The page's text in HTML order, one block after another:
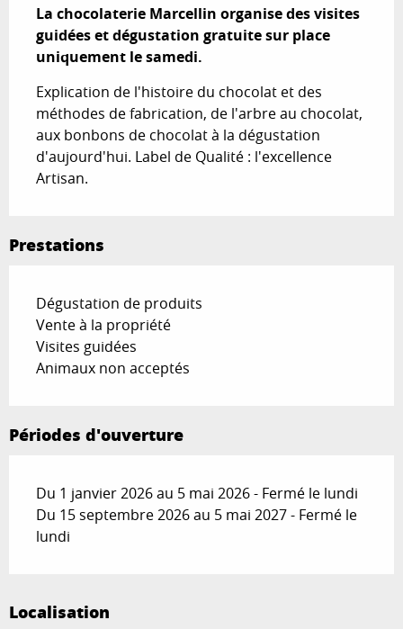
La chocolaterie Marcellin organise des visites
guidées et dégustation gratuite sur place
uniquement le samedi.
Explication de l'histoire du chocolat et des
méthodes de fabrication, de l'arbre au chocolat,
aux bonbons de chocolat à la dégustation
d'aujourd'hui. Label de Qualité : l'excellence
Artisan.
Prestations
Dégustation de produits
Vente à la propriété
Visites guidées
Animaux non acceptés
Périodes d'ouverture
Du 1 janvier 2026 au 5 mai 2026 - Fermé le lundi
Du 15 septembre 2026 au 5 mai 2027 - Fermé le
lundi
Localisation